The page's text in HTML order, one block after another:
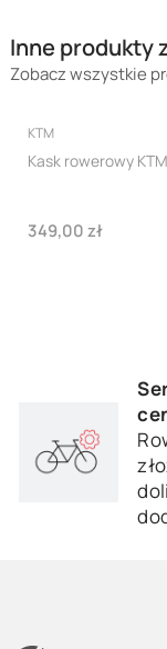
Inne produkty
Zobacz wszystkie
Nowość
PRODUCENT
KTM
Kask rowerowy
Cena
349,00 zł